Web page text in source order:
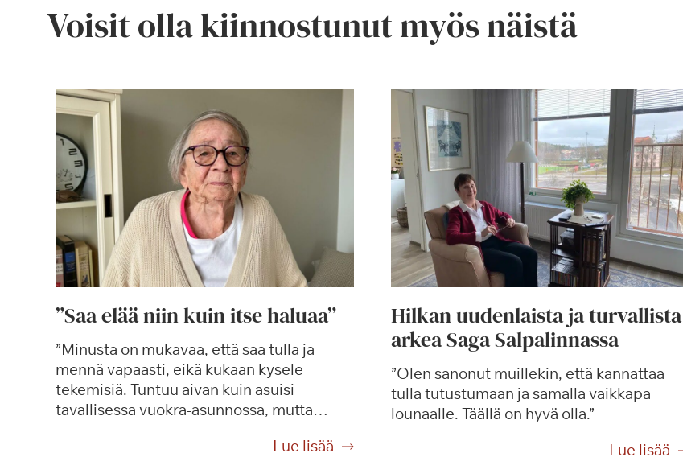
Voisit olla kiinnostunut myös näistä
”Saa elää niin kuin itse haluaa”
”Minusta on mukavaa, että saa tulla ja
mennä vapaasti, eikä kukaan kysele
tekemisiä. Tuntuu aivan kuin asuisi
tavallisessa vuokra-asunnossa, mutta…
Lue lisää
”
Hilkan uudenlaista ja turvallista
arkea Saga Salpalinnassa
”Olen sanonut muillekin, että kannattaa
tulla tutustumaan ja samalla vaikkapa
lounaalle. Täällä on hyvä olla.”
Lue lisää
H